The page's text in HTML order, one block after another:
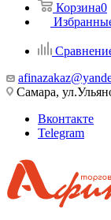
Корзина0
Самара,
Вконтакте
Telegram